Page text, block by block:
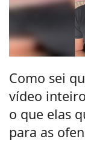
Como sei
vídeo
o que elas
para as